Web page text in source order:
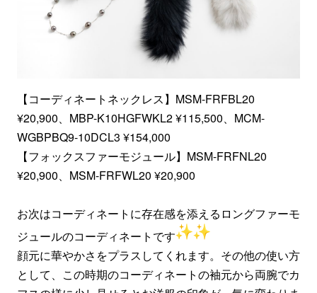
【コーディネートネックレス】MSM-FRFBL20
¥20,900、MBP-K10HGFWKL2 ¥115,500、MCM-
WGBPBQ9-10DCL3 ¥154,000
【フォックスファーモジュール】MSM-FRFNL20
¥20,900、MSM-FRFWL20 ¥20,900
お次はコーディネートに存在感を添えるロングファーモ
ジュールのコーディネートです
顔元に華やかさをプラスしてくれます。その他の使い方
として、この時期のコーディネートの袖元から両腕でカ